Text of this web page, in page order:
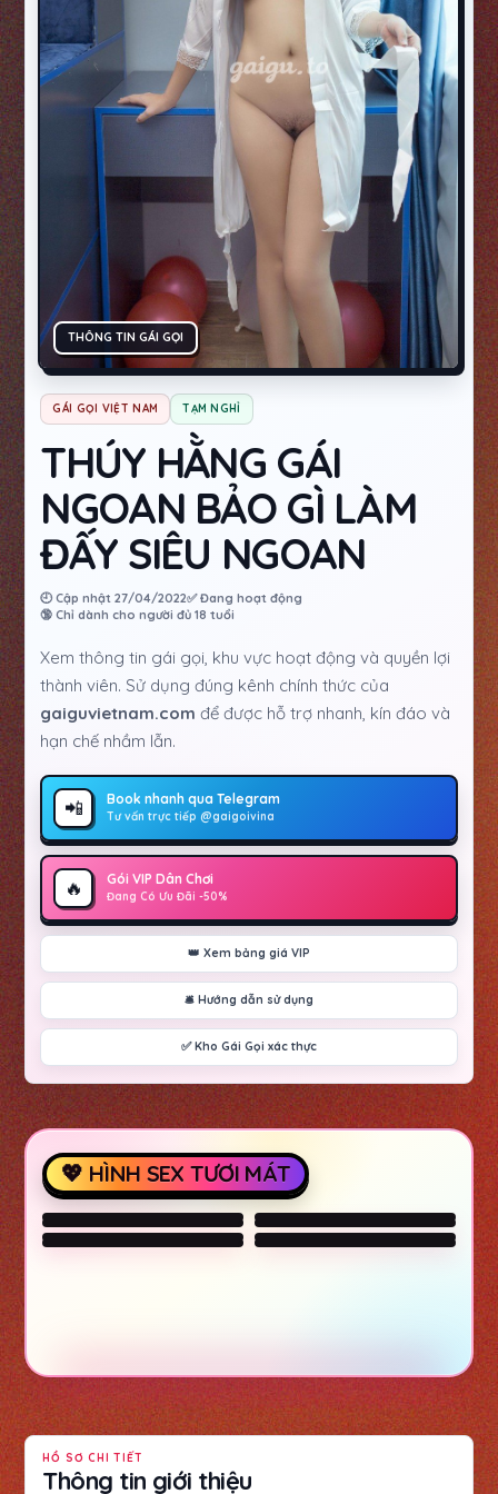
THÔNG TIN GÁI GỌI
GÁI GỌI VIỆT NAM TẠM NGHỈ
THÚY HẰNG GÁI
NGOAN BẢO GÌ LÀM
ĐẤY SIÊU NGOAN
🕘 Cập nhật 27/04/2022✅ Đang hoạt động
🔞 Chỉ dành cho người đủ 18 tuổi
Xem thông tin gái gọi, khu vực hoạt động và quyền lợi
thành viên. Sử dụng đúng kênh chính thức của
gaiguvietnam.com để được hỗ trợ nhanh, kín đáo và
hạn chế nhầm lẫn.
📲 Book nhanh qua Telegram
Tư vấn trực tiếp @gaigoivina
🔥 Gói VIP Dân Chơi
Đang Có Ưu Đãi -50%
👑 Xem bảng giá VIP
🛎️ Hướng dẫn sử dụng
✅ Kho Gái Gọi xác thực
💖 HÌNH SEX TƯƠI MÁT
Columbus
Columbus
Columbus
Columbus
HỒ SƠ CHI TIẾT
Thông tin giới thiệu